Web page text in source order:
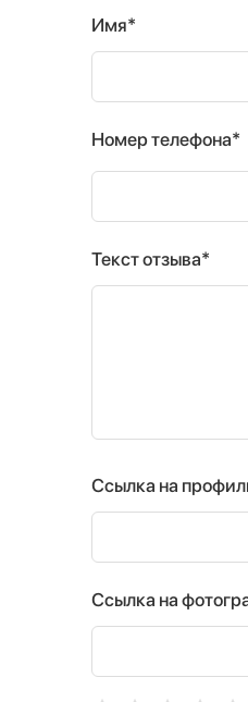
Имя*
Номер телефона*
Текст отзыва*
Ссылка на
Ссылка на